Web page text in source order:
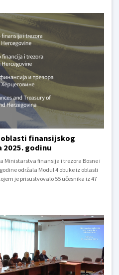
oblasti finansijskog
godinu
finansija i trezora Bosne i
održala Modul 4 obuke iz oblasti
je prisustvovalo 55 učesnika iz 47